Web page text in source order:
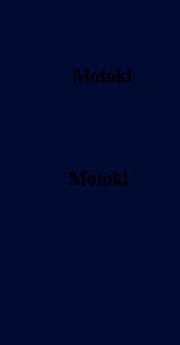
Motoki
Motoki